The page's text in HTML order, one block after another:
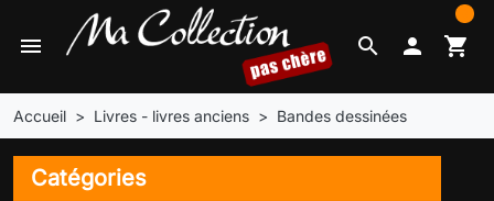
search
menu  shopping_cart
Accueil Livres - livres anciens Bandes dessinées
Catégories